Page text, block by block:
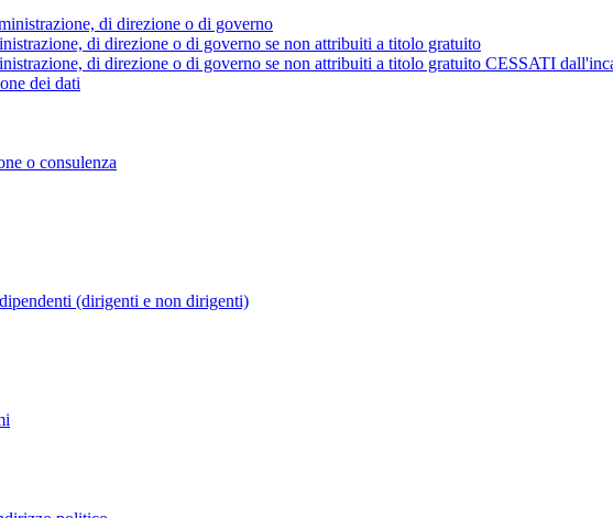
di direzione o di governo
di direzione o di governo se non attribuiti a titolo gratuito
di direzione o di governo se non attribuiti a titolo gratuito CESSATI
dei dati
o consulenza
(dirigenti e non dirigenti)